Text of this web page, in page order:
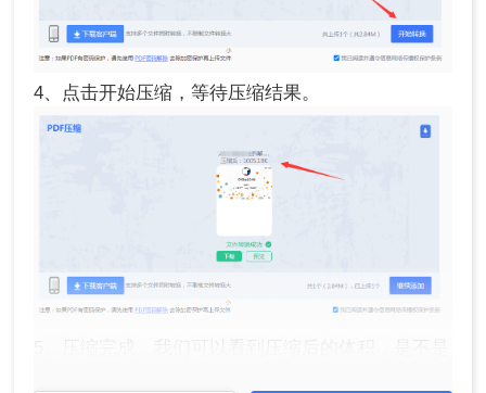
4、点击开始压缩，等待压缩结果。